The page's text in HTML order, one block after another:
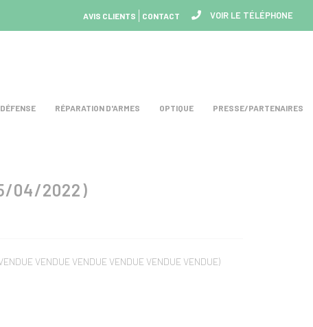
VOIR LE TÉLÉPHONE
AVIS CLIENTS CONTACT
RÉPARATION D'ARMES OPTIQUE PRESSE/PARTENAIRES
04/2022)
VENDUE VENDUE VENDUE VENDUE VENDUE)